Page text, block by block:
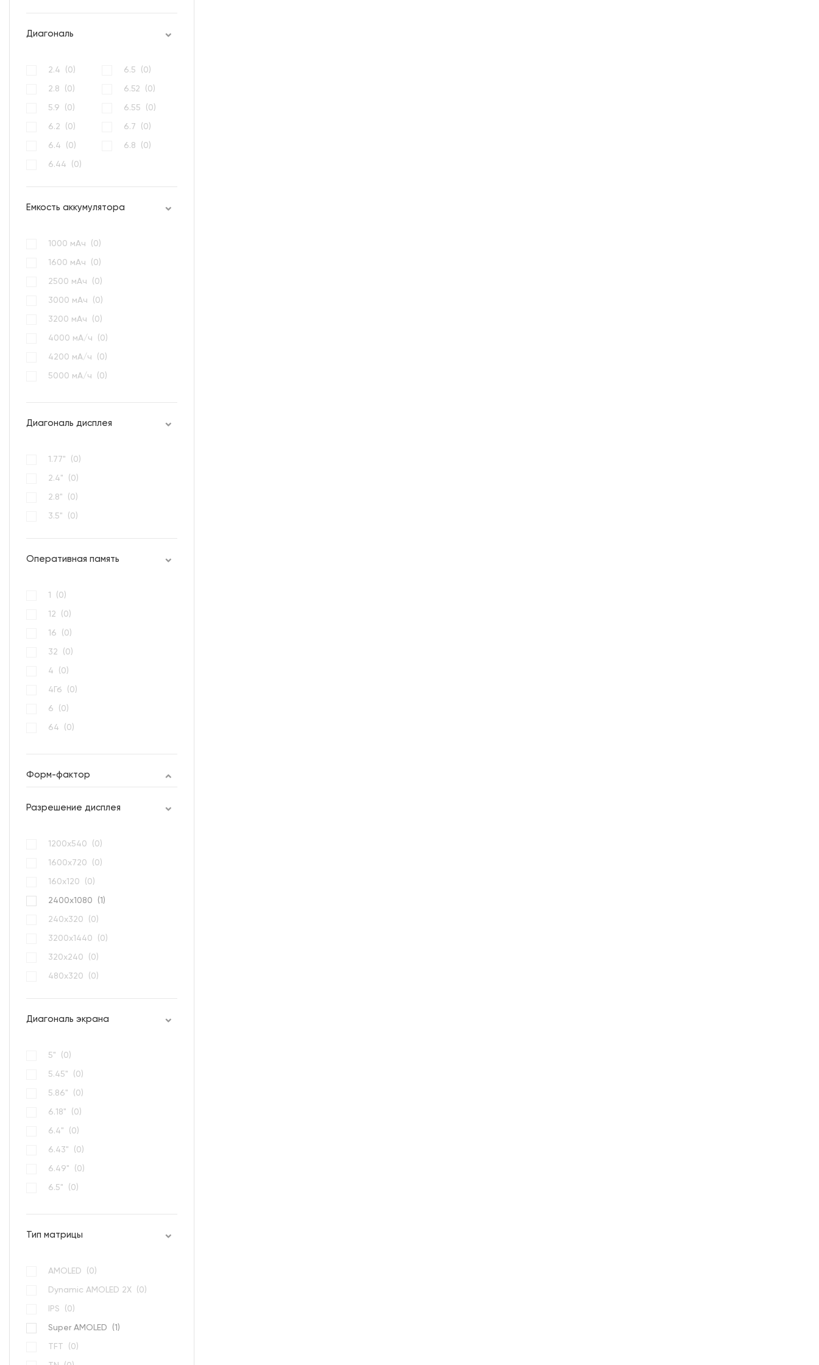
Диагональ
2.4 (0)
2.8 (0)
5.9 (0)
6.2 (0)
6.4 (0)
6.44 (0)
6.5 (0)
6.52 (0)
6.55 (0)
6.7 (0)
6.8 (0)
Емкость аккумулятора
1000 мАч (0)
1600 мАч (0)
2500 мАч (0)
3000 мАч (0)
3200 мАч (0)
4000 мА/ч (0)
4200 мА/ч (0)
5000 мА/ч (0)
Диагональ дисплея
1.77" (0)
2.4" (0)
2.8" (0)
3.5" (0)
Оперативная память
1 (0)
12 (0)
16 (0)
32 (0)
4 (0)
4Гб (0)
6 (0)
64 (0)
Форм-фактор
Разрешение дисплея
1200x540 (0)
1600x720 (0)
160х120 (0)
2400x1080 (1 )
240x320 (0)
3200x1440 (0)
320х240 (0)
480х320 (0)
Диагональ экрана
5" (0)
5.45" (0)
5.86" (0)
6.18" (0)
6.4" (0)
6.43" (0)
6.49" (0)
6.5" (0)
Тип матрицы
AMOLED (0)
Dynamic AMOLED 2Х (0)
IPS (0)
Super AMOLED (1 )
TFT (0)